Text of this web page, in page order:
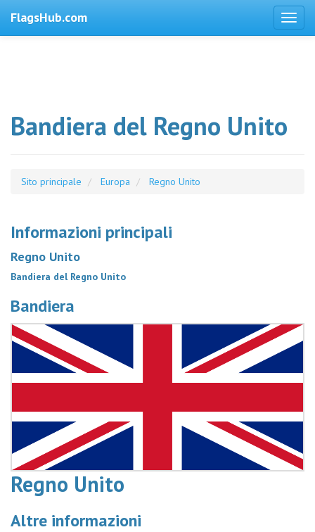
FlagsHub.com
Bandiera del Regno Unito
Sito principale Europa Regno Unito
Informazioni principali
Regno Unito
Bandiera del Regno Unito
Bandiera
Regno Unito
Altre informazioni